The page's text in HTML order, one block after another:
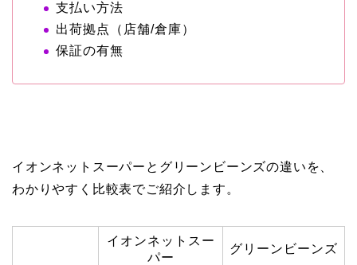
支払い方法
出荷拠点（店舗/倉庫）
保証の有無
イオンネットスーパーとグリーンビーンズの違いを、
わかりやすく比較表でご紹介します。
イオンネットスー
パー
グリーンビーンズ